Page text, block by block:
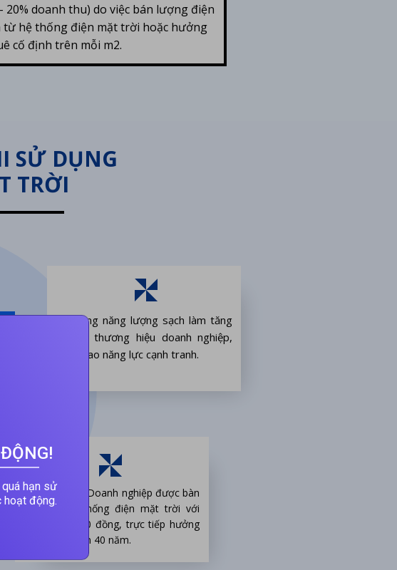
20% doanh thu) do việc bán lượng điện
từ hệ thống điện mặt trời hoặc hưởng
cố định trên mỗi m2.
Hết thời hạn, Doanh nghiệp được bàn
giao lại hệ thống điện mặt trời với
mức giá 1.000 đồng, trực tiếp hưởng
doanh thu đến 40 năm.
Sử dụng năng lượng sạch làm tăng
giá trị thương hiệu doanh nghiệp,
nâng cao năng lực cạnh tranh.
SỬ DỤNG
TRỜI
hạn sử
hoạt động.